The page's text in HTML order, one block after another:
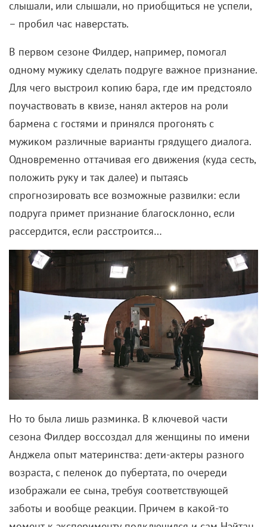
слышали, или слышали, но приобщиться не успели,
– пробил час наверстать.
В первом сезоне Филдер, например, помогал
одному мужику сделать подруге важное признание.
Для чего выстроил копию бара, где им предстояло
поучаствовать в квизе, нанял актеров на роли
бармена с гостями и принялся прогонять с
мужиком различные варианты грядущего диалога.
Одновременно оттачивая его движения (куда сесть,
положить руку и так далее) и пытаясь
спрогнозировать все возможные развилки: если
подруга примет признание благосклонно, если
рассердится, если расстроится…
Но то была лишь разминка. В ключевой части
сезона Филдер воссоздал для женщины по имени
Анджела опыт материнства: дети-актеры разного
возраста, с пеленок до пубертата, по очереди
изображали ее сына, требуя соответствующей
заботы и вообще реакции. Причем в какой-то